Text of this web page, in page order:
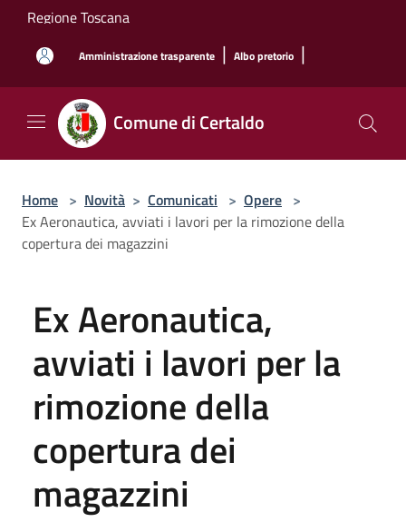
Salta al contenuto principale
Regione Toscana
Amministrazione trasparente | Albo pretorio |
Comune di Certaldo
Home > Novità > Comunicati > Opere >
Ex Aeronautica, avviati i lavori per la rimozione della
copertura dei magazzini
Ex Aeronautica,
avviati i lavori per la
rimozione della
copertura dei
magazzini